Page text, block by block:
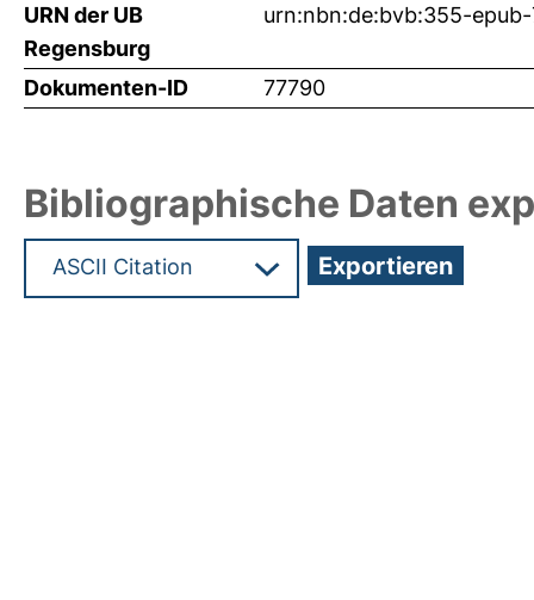
URN der UB
Regensburg
urn:nbn:de:bvb:355-
Dokumenten-ID 77790
Bibliographische Daten